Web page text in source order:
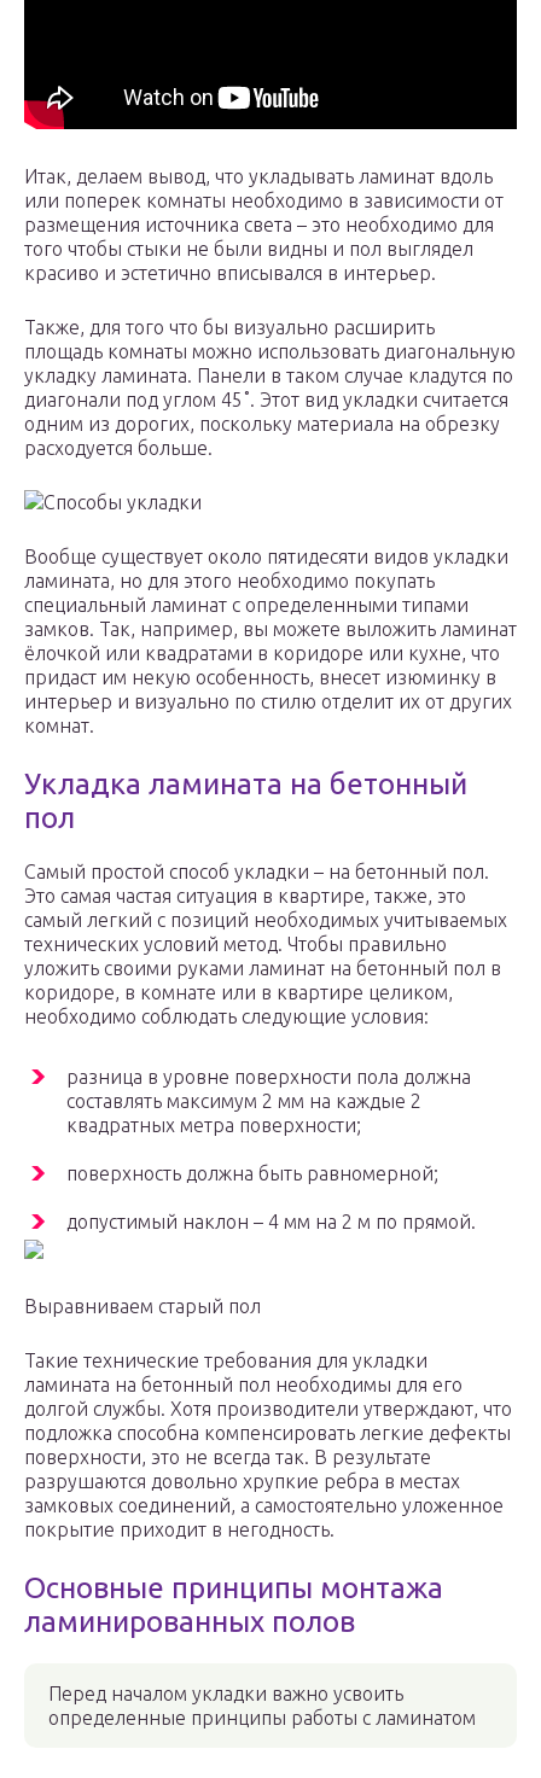
Итак, делаем вывод, что укладывать ламинат вдоль
или поперек комнаты необходимо в зависимости от
размещения источника света – это необходимо для
того чтобы стыки не были видны и пол выглядел
красиво и эстетично вписывался в интерьер.
Также, для того что бы визуально расширить
площадь комнаты можно использовать диагональную
укладку ламината. Панели в таком случае кладутся по
диагонали под углом 45˚. Этот вид укладки считается
одним из дорогих, поскольку материала на обрезку
расходуется больше.
Способы укладки
Вообще существует около пятидесяти видов укладки
ламината, но для этого необходимо покупать
специальный ламинат с определенными типами
замков. Так, например, вы можете выложить ламинат
ёлочкой или квадратами в коридоре или кухне, что
придаст им некую особенность, внесет изюминку в
интерьер и визуально по стилю отделит их от других
комнат.
Укладка ламината на бетонный
пол
Самый простой способ укладки – на бетонный пол.
Это самая частая ситуация в квартире, также, это
самый легкий с позиций необходимых учитываемых
технических условий метод. Чтобы правильно
уложить своими руками ламинат на бетонный пол в
коридоре, в комнате или в квартире целиком,
необходимо соблюдать следующие условия:
разница в уровне поверхности пола должна
составлять максимум 2 мм на каждые 2
квадратных метра поверхности;
поверхность должна быть равномерной;
допустимый наклон – 4 мм на 2 м по прямой.
Выравниваем старый пол
Такие технические требования для укладки
ламината на бетонный пол необходимы для его
долгой службы. Хотя производители утверждают, что
подложка способна компенсировать легкие дефекты
поверхности, это не всегда так. В результате
разрушаются довольно хрупкие ребра в местах
замковых соединений, а самостоятельно уложенное
покрытие приходит в негодность.
Основные принципы монтажа
ламинированных полов
Перед началом укладки важно усвоить
определенные принципы работы с ламинатом